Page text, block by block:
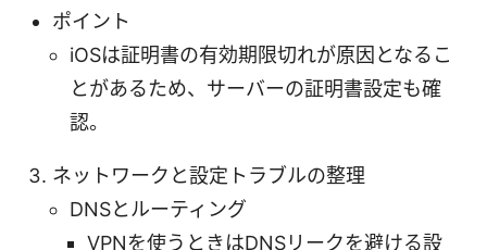
ポイント
iOSは証明書の有効期限切れが原因となるこ
とがあるため、サーバーの証明書設定も確
認。
ネットワークと設定トラブルの整理
DNSとルーティング
VPNを使うときはDNSリークを避ける設